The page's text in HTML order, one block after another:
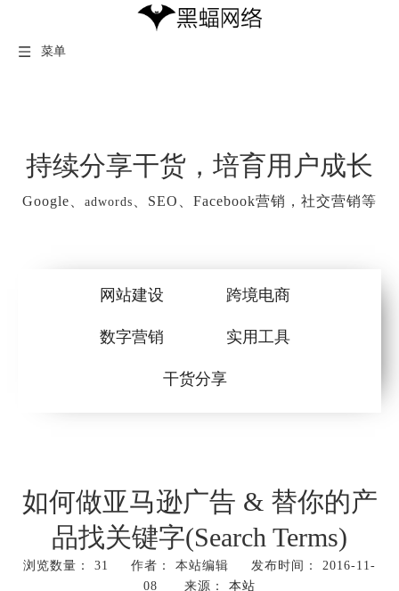
菜单
持续分享干货，培育用户成长
Google、 adwords 、SEO、Facebook营销，社交营销等
网站建设 跨境电商
数字营销 实用工具
干货分享
如何做亚马逊广告 & 替你的产
品找关键字(Search Terms)
浏览数量： 31
作者： 本站编辑 发布时间： 2016-11-
08 来源： 本站